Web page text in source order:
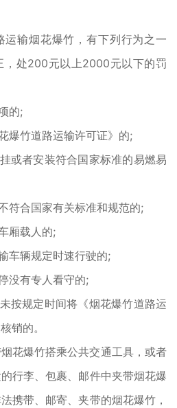
输烟花爆竹，有下列行为之一
，处200元以上2000元以下的罚
的;
爆竹道路运输许可证》的;
或者安装符合国家标准的易燃易
符合国家有关标准和规范的;
厢载人的;
车辆规定时速行驶的;
没有专人看守的;
按规定时间将《烟花爆竹道路运
销的。
花爆竹搭乘公共交通工具，或者
行李、包裹、邮件中夹带烟花爆
携带、邮寄、夹带的烟花爆竹，